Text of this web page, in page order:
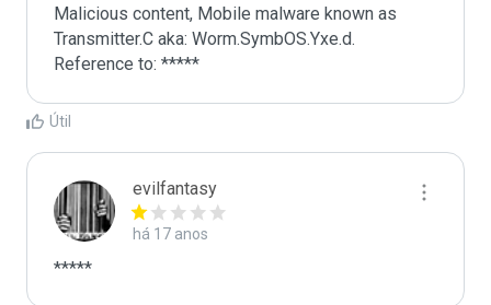
Malicious content, Mobile malware known as
Transmitter.C aka: Worm.SymbOS.Yxe.d.
Reference to: *****
Útil
evilfantasy
há 17 anos
*****